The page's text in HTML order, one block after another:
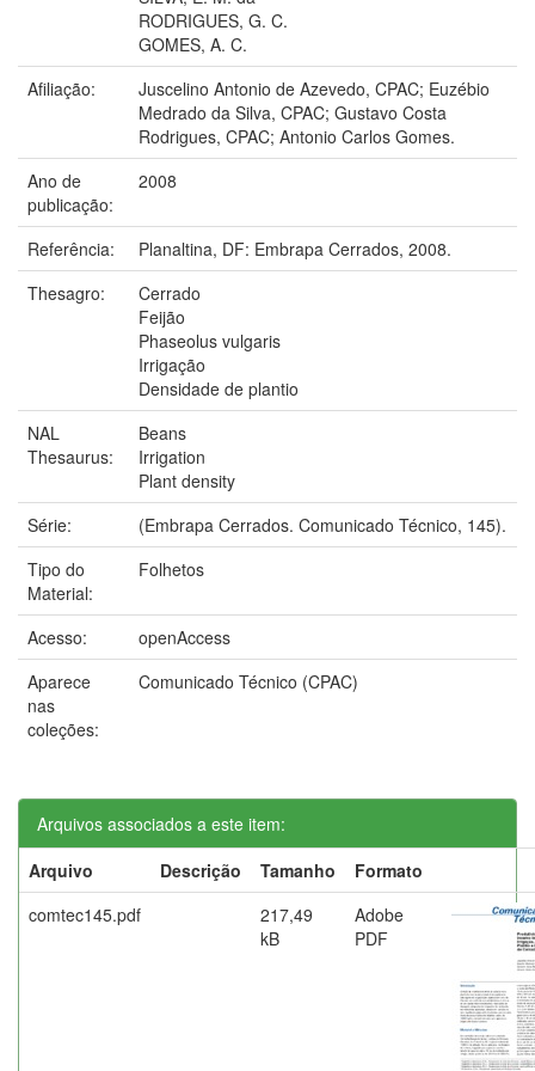
RODRIGUES, G. C.
GOMES, A. C.
Afiliação:
Juscelino Antonio de Azevedo, CPAC; Euzébio
Medrado da Silva, CPAC; Gustavo Costa
Rodrigues, CPAC; Antonio Carlos Gomes.
Ano de
publicação:
2008
Referência:
Planaltina, DF: Embrapa Cerrados, 2008.
Thesagro:
Cerrado
Feijão
Phaseolus vulgaris
Irrigação
Densidade de plantio
NAL
Thesaurus:
Beans
Irrigation
Plant density
Série:
(Embrapa Cerrados. Comunicado Técnico, 145).
Tipo do
Material:
Folhetos
Acesso:
openAccess
Aparece
nas
coleções:
Comunicado Técnico (CPAC)
Arquivos associados a este item:
Arquivo
Descrição Tamanho
Formato
comtec145.pdf
217,49
kB
Adobe
PDF